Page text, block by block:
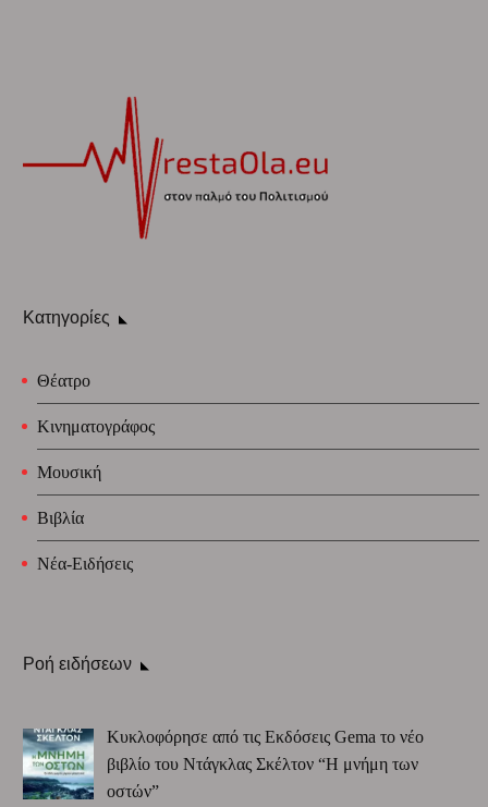
Κατηγορίες
Θέατρο
Κινηματογράφος
Μουσική
Βιβλία
Νέα-Ειδήσεις
Ροή ειδήσεων
Κυκλοφόρησε από τις Εκδόσεις Gema το νέο
βιβλίο του Ντάγκλας Σκέλτον “Η μνήμη των
οστών”